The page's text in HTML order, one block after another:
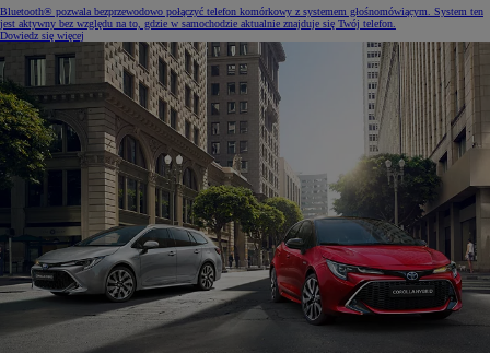
Bluetooth® pozwala bezprzewodowo połączyć telefon komórkowy z systemem głośnomówiącym. System ten
jest aktywny bez względu na to, gdzie w samochodzie aktualnie znajduje się Twój telefon.
Dowiedz się więcej